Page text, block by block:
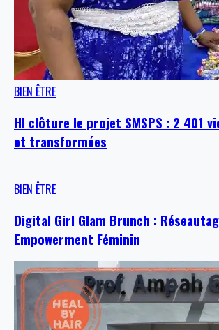
BIEN ÊTRE
HI clôture le projet SMSPS : 2 401
et transformées
BIEN ÊTRE
Digital Girl Glam Brunch :
Empowerment Féminin